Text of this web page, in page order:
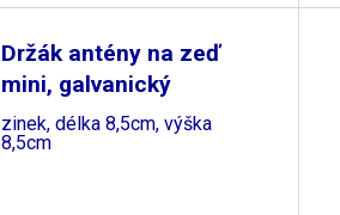
Držák antény na zeď
mini, galvanický
zinek, délka 8,5cm, výška
8,5cm